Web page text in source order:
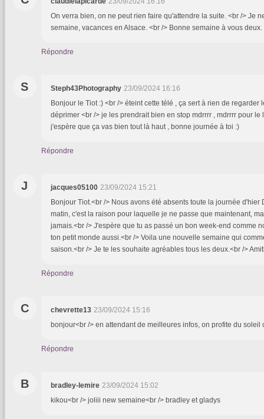
On verra bien, on ne peut rien faire qu'attendre la suite. <br /> Je
semaine, vacances en Alsace. <br /> Bonne semaine à vous deux.
Répondre
S Steph43Photography 23/09/2024 16:16
Bonjour le Tiot :) <br /> éteint cette télé , ça sert à rien de regarder
déprimer <br /> je les prendrait bien en stop mdrrrr , mdrrrr pour le
j'espère que ça vas bien tout là haut , bonne journée à toi :)
Répondre
J jacques05100 23/09/2024 15:21
Bonjour Tiot.<br /> Nous avons été absents toute la journée d'hier
matin, c'est la raison pour laquelle je ne passe que maintenant,
jamais.<br /> J'espère que tu as passé un bon week-end comme
ton petit monde aussi.<br /> Voila une nouvelle semaine qui
saison.<br /> Je te les souhaite agréables tous les deux.<br />
Répondre
C chevrette13 23/09/2024 15:16
bonjour<br /> en attendant de meilleures infos, on profite du soleil
Répondre
B bradley-lemire 23/09/2024 15:02
kikou<br /> joliii new semaine<br /> bradley et gladys